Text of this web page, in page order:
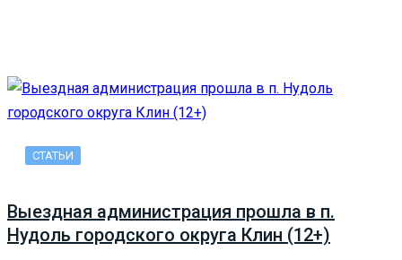
СТАТЬИ
Выездная администрация прошла в п.
Нудоль городского округа Клин (12+)